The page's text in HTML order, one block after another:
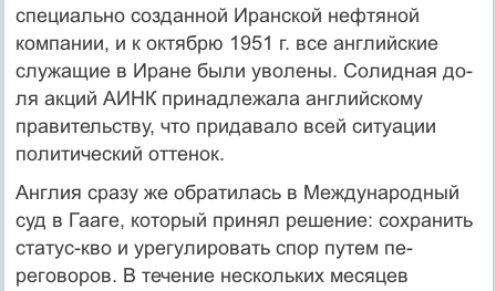
специально созданной Иранской нефтяной
компании, и к октябрю 1951 г. все английские
служащие в Иране были уволены. Солидная до­
ля акций АИНК принадлежала английскому
правительству, что при­давало всей ситуации
политический оттенок.
Англия сразу же обратилась в Международный
суд в Гааге, который принял решение: сохранить
статус-кво и урегулировать спор путем пе­
реговоров. В течение нескольких месяцев